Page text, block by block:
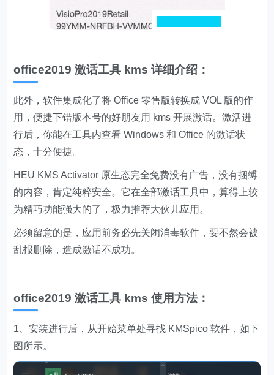
office2019 激话工具 kms 详细介绍：
此外，软件集成化了将 Office 零售版转换成 VOL 版的作
用，便捷下错版本号的好朋友用 kms 开展激话。激活进
行后，你能在工具内查看 Windows 和 Office 的激话状
态，十分便捷。
HEU KMS Activator 原生态完全免费没有广告，没有捆缚
的内容，肯定纯粹安全。它在全部激话工具中，算得上较
为精巧功能强大的了，极力推荐大伙儿应用。
必须留意的是，应用前务必先关闭消毒软件，要不然会被
乱报删除，造成激话不成功。
office2019 激话工具 kms 使用方法：
1、安装进行后，从开始菜单处寻找 KMSpico 软件，如下
图所示。